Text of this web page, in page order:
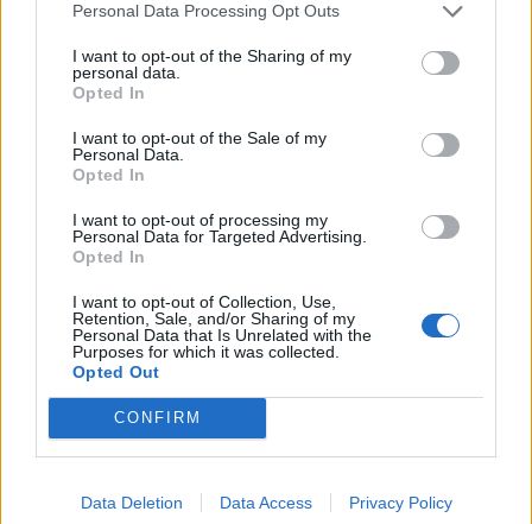
Personal Data Processing Opt Outs
I want to opt-out of the Sharing of my
personal data.
Opted In
I want to opt-out of the Sale of my
Personal Data.
Opted In
I want to opt-out of processing my
Personal Data for Targeted Advertising.
Opted In
I want to opt-out of Collection, Use,
Retention, Sale, and/or Sharing of my
Personal Data that Is Unrelated with the
Purposes for which it was collected.
Opted Out
CONFIRM
Data Deletion Data Access Privacy Policy
19
cool blue
42 391 visningar 321 kommentarer
14
Honda S2000 Turbo
(2001)
195 390 visningar
456 kommentarer
2123
28 maj 09
13
(1982)
82gron
129
21 sept. 18
Ford Anglia Tudor"Hot rod"
MR_GraySteelS